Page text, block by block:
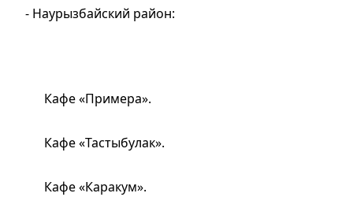
- Наурызбайский район:
Кафе «Примера».
Кафе «Тастыбулак».
Кафе «Каракум».